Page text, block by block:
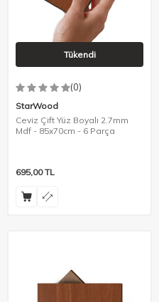
Tükendi
(0)
StarWood
Ceviz Çift Yüz Boyalı 2.7mm
Mdf - 85x70cm - 6 Parça
695,00TL